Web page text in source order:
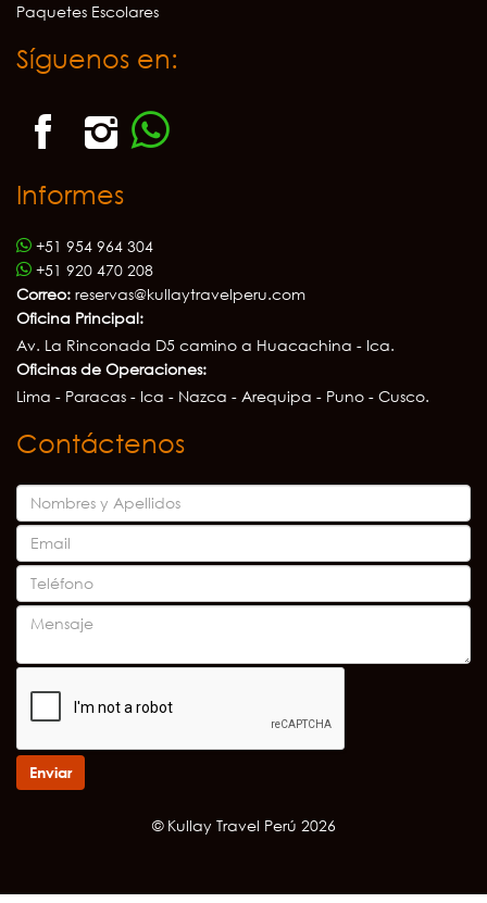
Paquetes Escolares
Síguenos en:
Informes
+51 954 964 304
+51 920 470 208
Correo: reservas@kullaytravelperu.com
Oficina Principal:
Av. La Rinconada D5 camino a Huacachina - Ica.
Oficinas de Operaciones:
Lima - Paracas - Ica - Nazca - Arequipa - Puno - Cusco.
Contáctenos
Enviar
© Kullay Travel Perú 2026